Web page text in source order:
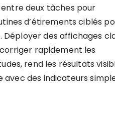
deux tâches pour
d’étirements ciblés
des affichages
rapidement les
rend les résultats
avec des indicateurs